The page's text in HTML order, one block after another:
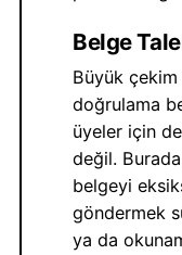
Belge
Büyük
doğrulama
üyeler için
değil.
belgeyi
göndermek
ya da